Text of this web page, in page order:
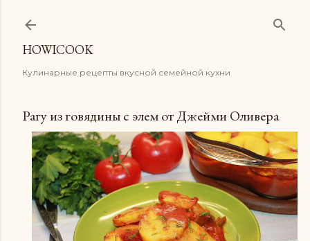
HOWICOOK
Кулинарные рецепты вкусной семейной кухни
Рагу из говядины с элем от Джейми Оливера